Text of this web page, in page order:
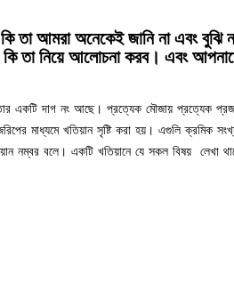
তা আমরা অনেকেই জানি না এবং বুঝি
তা নিয়ে আলোচনা করব। এবং
একটি দাগ নং আছে। প্রত্যেক মৌজায় প্রত্যেক
মাধ্যমে খতিয়ান সৃষ্টি করা হয়। এগুলি ক্রমিক
নম্বর বলে। একটি খতিয়ানে যে সকল বিষয় লেখা